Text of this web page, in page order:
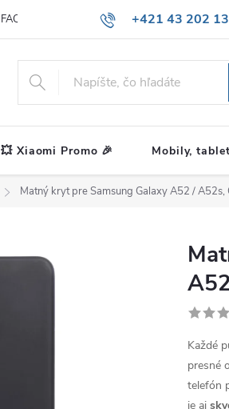
+421 43 202
FAQ
💥 Xiaomi Promo 🎉 Mobily,
Matný kryt pre Samsung Galaxy A52 / A52s,
Každé
presné
telefón
je aj